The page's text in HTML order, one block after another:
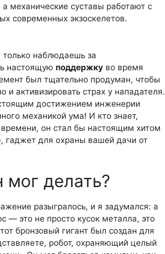
механические суставы работают с
современных экзоскелетов.
наблюдаешь за
настоящую поддержку во время
был тщательно продуман, чтобы
и активизировать страх у нападателя.
достижением инженерии
механикой ума! И кто знает,
он стал бы настоящим хитом
гаджет для охраны вашей дачи от
мог делать?
разыгралось, и я задумался: а
— это не просто кусок металла, это
бронзовый гигант был создан для
робот, охраняющий целый